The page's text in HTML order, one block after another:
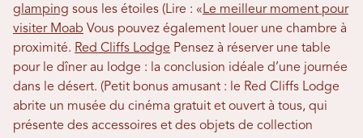
glamping sous les étoiles (Lire : «Le meilleur moment pour
visiter Moab Vous pouvez également louer une chambre à
proximité. Red Cliffs Lodge Pensez à réserver une table
pour le dîner au lodge : la conclusion idéale d’une journée
dans le désert. (Petit bonus amusant : le Red Cliffs Lodge
abrite un musée du cinéma gratuit et ouvert à tous, qui
présente des accessoires et des objets de collection